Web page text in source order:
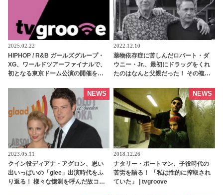
2025.02.22
HIPHOP / R&B ガールズグループ・
XG、ワールドツアーファイナルで、
初となる東京ドーム公演の開催を発
2022.12.10
薬物依存症に苦しんだロバート・ダ
ウニー・Jr.、最初にドラッグをくれ
たのはなんと父親だった！ その複雑
内で明らかに - tvgroove
2023.05.11
クイン役ディアナ・アグロン、思い
出いっぱいの「glee」出演時代をふ
り返る！ 様々な憶測を呼んだ故コー
NEWS
2018.12.26
ナタリー・ポートマン、子役時代の
苦労を語る！ 「私は性的に搾取され
ていた」 | tvgroove
NEWS